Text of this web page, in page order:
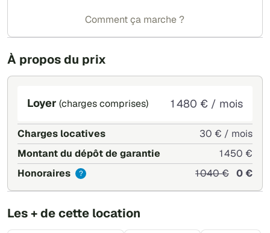
À propos du prix
Loyer (charges comprises) 1 480 € / mois
Charges locatives
30 € / mois
Montant du dépôt de garantie
1 450 €
Honoraires
? 1 040 € 0 €
Les + de cette location
Comment ça marche ?